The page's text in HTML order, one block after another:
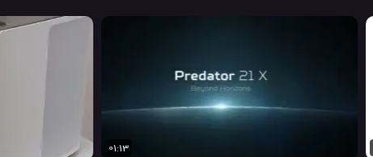
01:13